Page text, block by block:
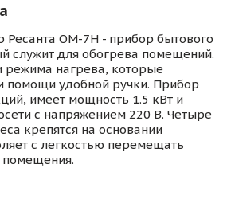
Ресанта ОМ-7Н - прибор бытового
служит для обогрева помещений.
режима нагрева, которые
помощи удобной ручки. Прибор
имеет мощность 1.5 кВт и
с напряжением 220 В. Четыре
крепятся на основании
с легкостью перемещать